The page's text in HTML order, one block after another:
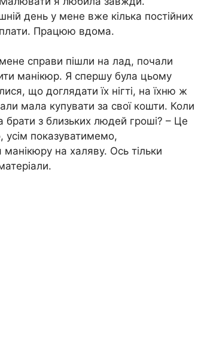
день у мене вже кілька постійних
Працюю вдома.
справи пішли на лад, почали
манікюр. Я спершу була цьому
що доглядати їх нігті, на їхню ж
мала купувати за свої кошти. Коли
з близьких людей гроші? – Це
усім показуватимемо,
на халяву. Ось тільки